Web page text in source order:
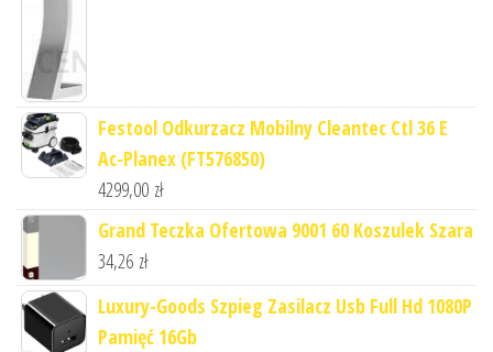
Festool Odkurzacz Mobilny Cleantec Ctl 36 E
Ac-Planex (FT576850)
4299,00 zł
Grand Teczka Ofertowa 9001 60 Koszulek Szara
34,26 zł
Luxury-Goods Szpieg Zasilacz Usb Full Hd 1080P
Pamięć 16Gb